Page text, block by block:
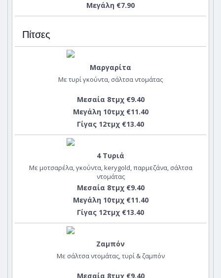
Μεγάλη €7.90
Πίτσες
Μαργαρίτα
Με τυρί γκούντα, σάλτσα ντομάτας
Μεσαία 8τμχ €9.40
Μεγάλη 10τμχ €11.40
Γίγας 12τμχ €13.40
4 Τυριά
Με μοτσαρέλα, γκούντα, kerygold, παρμεζάνα, σάλτσα
ντομάτας
Μεσαία 8τμχ €9.40
Μεγάλη 10τμχ €11.40
Γίγας 12τμχ €13.40
Ζαμπόν
Με σάλτσα ντομάτας, τυρί & ζαμπόν
Μεσαία 8τμχ €9.40